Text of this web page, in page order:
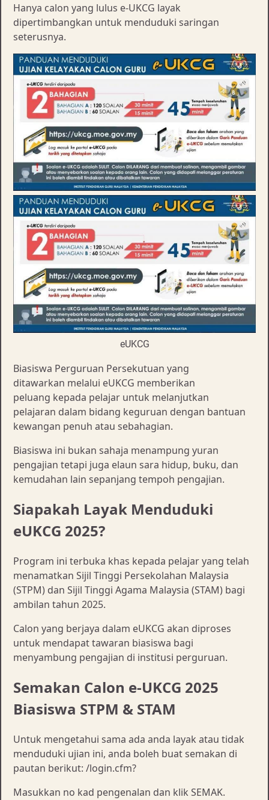
Hanya calon yang lulus e-UKCG layak
dipertimbangkan untuk menduduki saringan
seterusnya.
eUKCG
Biasiswa Perguruan Persekutuan yang
ditawarkan melalui eUKCG memberikan
peluang kepada pelajar untuk melanjutkan
pelajaran dalam bidang keguruan dengan bantuan
kewangan penuh atau sebahagian.
Biasiswa ini bukan sahaja menampung yuran
pengajian tetapi juga elaun sara hidup, buku, dan
kemudahan lain sepanjang tempoh pengajian.
Siapakah Layak Menduduki
eUKCG 2025?
Program ini terbuka khas kepada pelajar yang telah
menamatkan Sijil Tinggi Persekolahan Malaysia
(STPM) dan Sijil Tinggi Agama Malaysia (STAM) bagi
ambilan tahun 2025.
Calon yang berjaya dalam eUKCG akan diproses
untuk mendapat tawaran biasiswa bagi
menyambung pengajian di institusi perguruan.
Semakan Calon e-UKCG 2025
Biasiswa STPM & STAM
Untuk mengetahui sama ada anda layak atau tidak
menduduki ujian ini, anda boleh buat semakan di
pautan berikut: /login.cfm?
Masukkan no kad pengenalan dan klik SEMAK.